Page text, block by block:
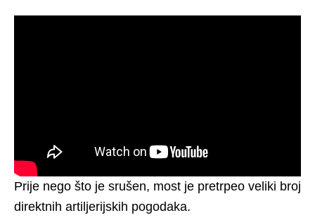
Prije nego što je srušen, most je pretrpeo veliki broj
direktnih artiljerijskih pogodaka.